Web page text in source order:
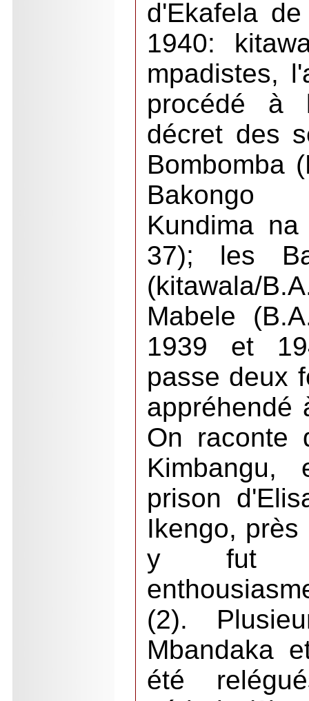
d'Ekafela
1940:
mpadistes,
procédé à
décret des
Bombomba
Bakongo
Kundima
37); les
(kitawala/
Mabele
1939 et
passe deux
appréhendé
On raconte
prison
Ikengo,
y fut
(2).
Mbandaka
été